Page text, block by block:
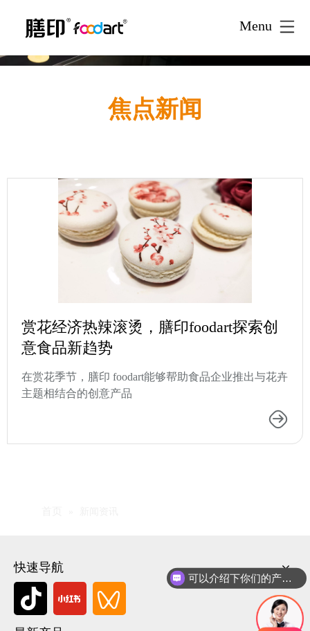
Menu
焦点新闻
赏花经济热辣滚烫，膳印foodart探索创
意食品新趋势
在赏花季节，膳印 foodart能够帮助食品企业推出与花卉
主题相结合的创意产品
快速导航
可以介绍下你们的产品么